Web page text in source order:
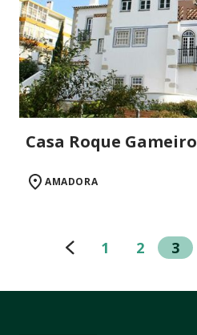
Casa Roque Gameiro
AMADORA
1 2 3